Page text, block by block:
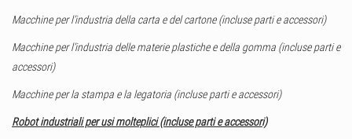
Macchine per l’industria della carta e del cartone (incluse parti e accessori)
Macchine per l’industria delle materie plastiche e della gomma (incluse parti e
accessori)
Macchine per la stampa e la legatoria (incluse parti e accessori)
Robot industriali per usi molteplici (incluse parti e accessori)